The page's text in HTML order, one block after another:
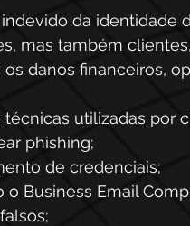
da identidade
mas também
danos financeiros,
técnicas utilizadas por
phishing;
de credenciais;
o Business Email